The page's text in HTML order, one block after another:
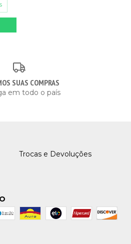
SUAS COMPRAS
em todo o país
Trocas e Devoluções